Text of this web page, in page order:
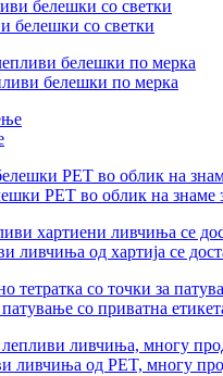
белешки со светки
белешки по мерка
PET во облик на знаме
ливчиња од хартија се
со приватна
ливчиња од PET, многу